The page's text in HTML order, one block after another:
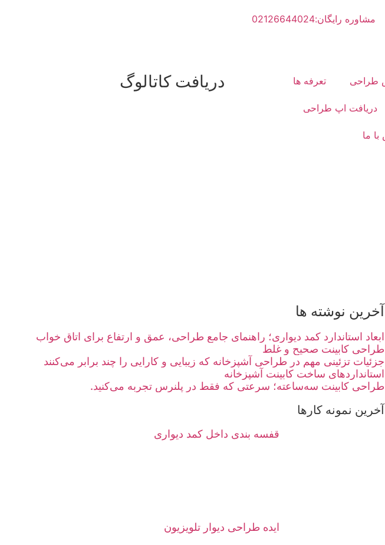
مشاوره رایگان:02126644024
طراحی تعرفه ها
دریافت اپ طراحی
ما
دریافت کاتالوگ
آخرین نوشته ها
ابعاد استاندارد کمد دیواری؛ راهنمای جامع طراحی، عمق و ارتفاع برای اتاق خواب
طراحی کابینت صحیح و غلط
جزئیات تزئینی مهم در طراحی آشپزخانه که زیبایی و کارایی را چند برابر می‌کنند
استانداردهای ساخت کابینت آشپزخانه
طراحی کابینت سه‌ساعته؛ سرعتی که فقط در پلنرس تجربه می‌کنید.
آخرین نمونه کارها
قفسه بندی داخل کمد دیواری
ایده طراحی دیوار تلویزیون